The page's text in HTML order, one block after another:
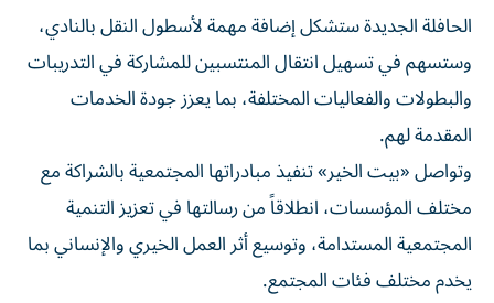
الحافلة الجديدة ستشكل إضافة مهمة لأسطول النقل بالنادي،
وستسهم في تسهيل انتقال المنتسبين للمشاركة في التدريبات
والبطولات والفعاليات المختلفة، بما يعزز جودة الخدمات
المقدمة لهم.
وتواصل «بيت الخير» تنفيذ مبادراتها المجتمعية بالشراكة مع
مختلف المؤسسات، انطلاقاً من رسالتها في تعزيز التنمية
المجتمعية المستدامة، وتوسيع أثر العمل الخيري والإنساني بما
يخدم مختلف فئات المجتمع.